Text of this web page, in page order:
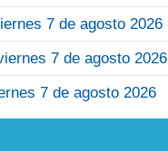
7 de agosto 2026
7 de agosto 2026
7 de agosto 2026